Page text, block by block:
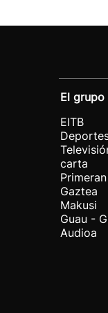
El grupo
EITB
carta
Primeran
Gaztea
Makusi
Guau -
Audioa